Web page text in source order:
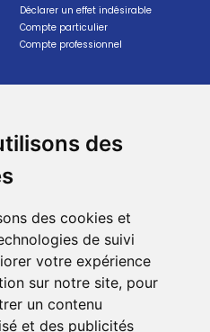
des
des cookies et
de suivi
votre expérience
sur notre site, pour
un contenu
et des publicités
Déclarer un effet indésirable
Compte particulier
Compte professionnel
Paiement
Paiement sécurisé